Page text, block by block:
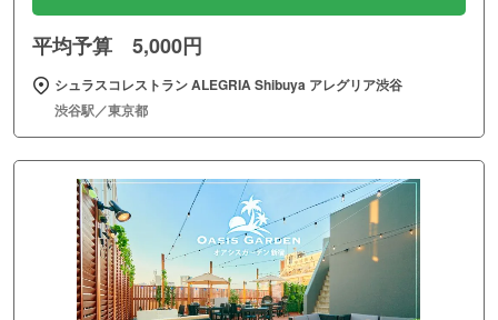
平均予算 5,000円
シュラスコレストラン ALEGRIA Shibuya アレグリア渋谷
渋谷駅／東京都